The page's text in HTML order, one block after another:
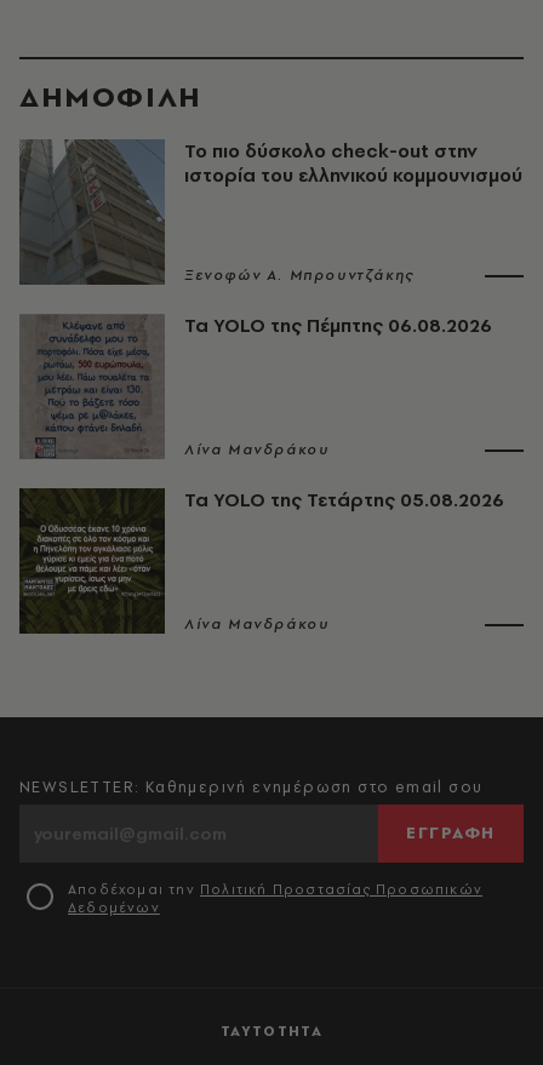
ΔΗΜΟΦΙΛΗ
Το πιο δύσκολο check-out στην
ιστορία του ελληνικού κομμουνισμού
Ξενοφών Α. Μπρουντζάκης
Τα YOLO της Πέμπτης 06.08.2026
Λίνα Μανδράκου
Τα YOLO της Τετάρτης 05.08.2026
Λίνα Μανδράκου
ΤΑΥΤΟΤΗΤΑ
NEWSLETTER: Καθημερινή ενημέρωση στο email σου
ΕΓΓΡΑΦΗ
Αποδέχομαι την Πολιτική Προστασίας Προσωπικών
Δεδομένων